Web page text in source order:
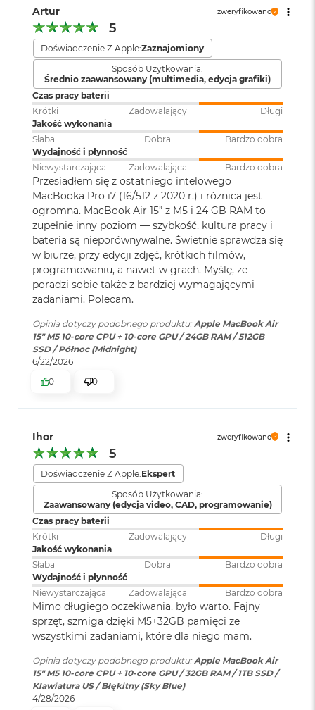
2
5
6
G
B
M
a
c
B
o
k
A
i
r
5
1
2
G
B
M
a
c
B
o
o
k
r
M
a
B
o
o
k
A
i
r
2
T
B
a
c
B
o
Apple M5
Apple M5 (10-rdzeniowy procesor CPU + 10-rdzeniowy procesor
GPU + 16-rdzeniowy system Neural Engine)
Akceleratory Neural Accelerator
Sprzętowa akceleracja ray tracingu
153 GB/s przepustowości pamięci
Silnik multimedialny
Sprzętowa akceleracja obsługi H.264, HEVC, ProRes i ProRes RAW
Silnik dekodowania wideo
Silnik kodowania wideo
Silnik kodujący i dekodujący format ProRes
Dekoder AV1
Ładowanie i rozbudowa
Dwa porty Thunderbolt 4 (USB-C) obsługujące:
Ładowanie
DisplayPort
Thunderbolt 4 (do 40 Gb/s)
USB 4 (do 40 Gb/s)
Obsługa wyświetlaczy
Obsługa maksymalnie dwóch wyświetlaczy zewnętrznych:
Dwa wyświetlacze o natywnej rozdzielczości do 6K przy 60
Hz lub 4K przy 144 Hz
Klawiatura
numeryczna
klawiatura:
TAK
Touch ID:
Obsługa
wyświetlaczy :
Obsługa maks. dwóch
wyświetlaczy zewnętrznych do
6K przy 60 Hz lub jednego
wyświetlacza do 8K przy 60 Hz.
Odtwarzanie wideo: Obsługiwane formaty: m.in.
HEVC, H.264, AV1 i ProRes; HDR z
Dolby Vision, HDR10 i HLG
Odtwarzanie
dźwięku:
Obsługiwane formaty: m.in.
AAC, MP3,
system operacyjny
Wersja systemu
macOS Sequoia lub nowszy
Dołączone
oprogramowanie:
Wbudowane aplikacje systemu
macOS
Dodatkowe
informacje:
Klawiatura z Touch ID, Gładzik
Force Touch wyczuwający siłę
nacisku, Czujnik światła
otoczenia
Układ klawiatury: ANSI - Angielski US
Artur zweryfikowano
5
Doświadczenie Z Apple:Zaznajomiony
Sposób Użytkowania:
Średnio zaawansowany (multimedia, edycja grafiki)
Czas pracy baterii
Krótki
Zadowalający
Długi
Jakość wykonania
Słaba
Dobra
Bardzo dobra
Wydajność i płynność
Niewystarczająca
Zadowalająca Bardzo dobra
Przesiadłem się z ostatniego intelowego
MacBooka Pro i7 (16/512 z 2020 r.) i różnica jest
ogromna. MacBook Air 15” z M5 i 24 GB RAM to
zupełnie inny poziom — szybkość, kultura pracy i
bateria są nieporównywalne. Świetnie sprawdza się
w biurze, przy edycji zdjęć, krótkich filmów,
programowaniu, a nawet w grach. Myślę, że
poradzi sobie także z bardziej wymagającymi
zadaniami. Polecam.
Opinia dotyczy podobnego produktu:Apple MacBook Air
15" M5 10‑core CPU + 10‑core GPU / 24GB RAM / 512GB
SSD / Północ (Midnight)
6/22/2026
0
0
Ihor zweryfikowano
5
Doświadczenie Z Apple:Ekspert
Sposób Użytkowania:
Zaawansowany (edycja video, CAD, programowanie)
Czas pracy baterii
Krótki
Zadowalający
Długi
Jakość wykonania
Słaba
Dobra
Bardzo dobra
Wydajność i płynność
Niewystarczająca
Zadowalająca Bardzo dobra
Mimo długiego oczekiwania, było warto. Fajny
sprzęt, szmiga dzięki M5+32GB pamięci ze
wszystkimi zadaniami, które dla niego mam.
Opinia dotyczy podobnego produktu:Apple MacBook Air
15" M5 10‑core CPU + 10‑core GPU / 32GB RAM / 1TB SSD /
Klawiatura US / Błękitny (Sky Blue)
4/28/2026